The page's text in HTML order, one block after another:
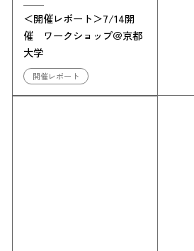
＜開催レポート＞7/14開
催 ワークショップ＠京都
大学
開催レポート